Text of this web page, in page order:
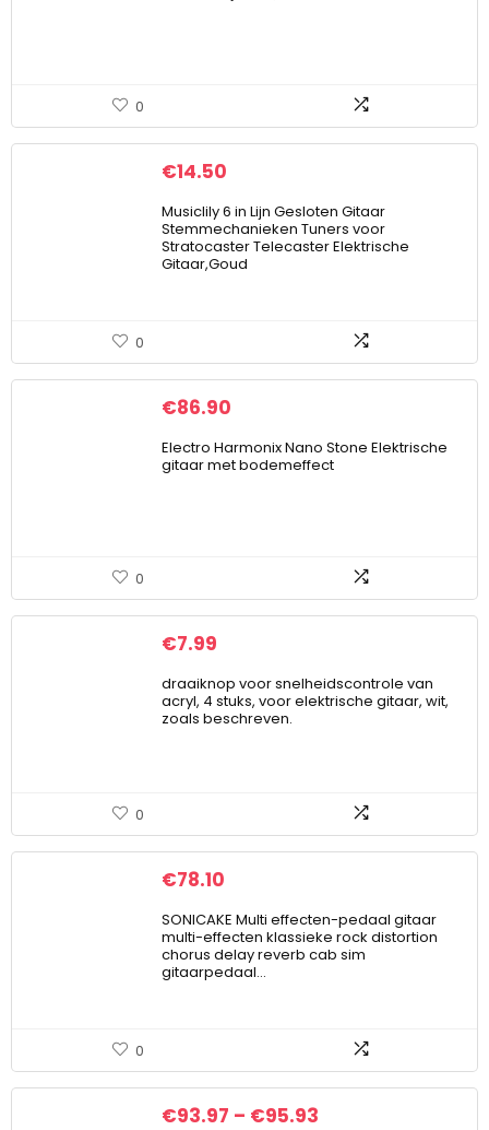
0
€14.50
Musiclily 6 in Lijn Gesloten Gitaar
Stemmechanieken Tuners voor
Stratocaster Telecaster Elektrische
Gitaar,Goud
0
€86.90
Electro Harmonix Nano Stone Elektrische
gitaar met bodemeffect
0
€7.99
draaiknop voor snelheidscontrole van
acryl, 4 stuks, voor elektrische gitaar, wit,
zoals beschreven.
0
€78.10
SONICAKE Multi effecten-pedaal gitaar
multi-effecten klassieke rock distortion
chorus delay reverb cab sim
gitaarpedaal…
0
€93.97 – €95.93